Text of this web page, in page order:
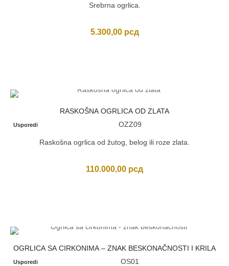
Srebrna ogrlica.
5.300,00 рсд
RASKOŠNA OGRLICA OD ZLATA
Usporedi OZZ09
Raskošna ogrlica od žutog, belog ili roze zlata.
110.000,00 рсд
OGRLICA SA CIRKONIMA – ZNAK BESKONAČNOSTI I KRILA
Usporedi OS01